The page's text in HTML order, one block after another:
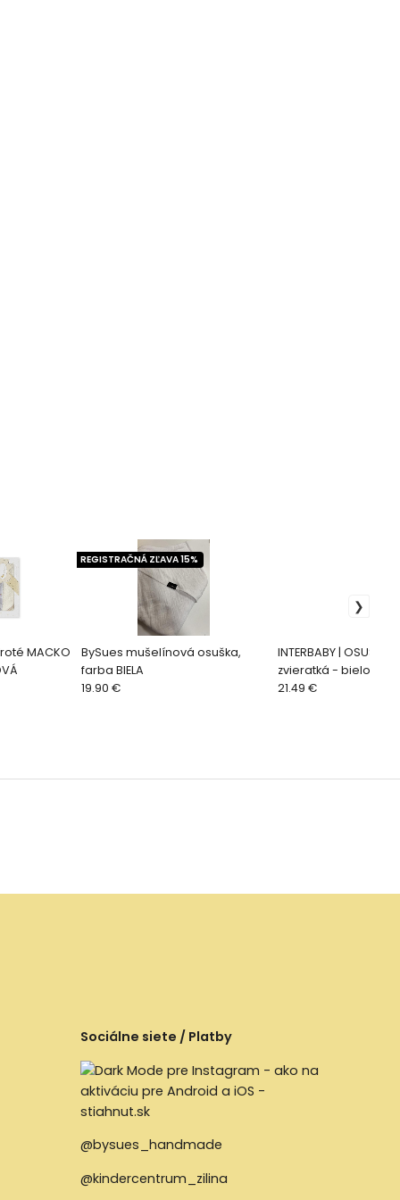
MACKO
BySues mušelínová osuška,
farba BIELA
REGISTRAČNÁ ZĽAVA 15%
19.90 €
INTERBABY |
zvieratká - bielo/
21.49 €
Sociálne siete / Platby
@bysues_handmade
@kindercentrum_zilina